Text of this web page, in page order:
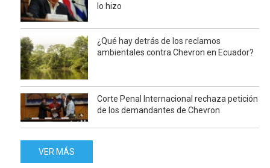
lo hizo
¿Qué hay detrás de los reclamos
ambientales contra Chevron en Ecuador?
Corte Penal Internacional rechaza petición
de los demandantes de Chevron
VER MÁS